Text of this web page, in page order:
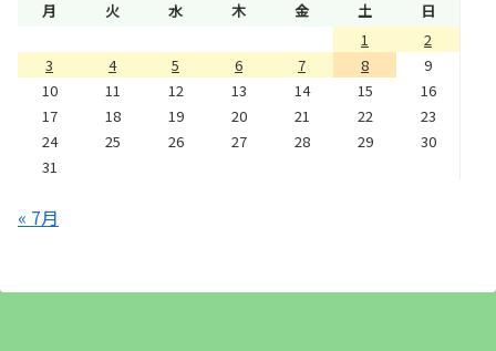
月 火 水 木 金 土
日
1
2
3
4 5 6 7 8
9
10
11 12 13 14 15
16
17
18 19 20 21 22
23
24
25 26 27 28 29
30
31
« 7月